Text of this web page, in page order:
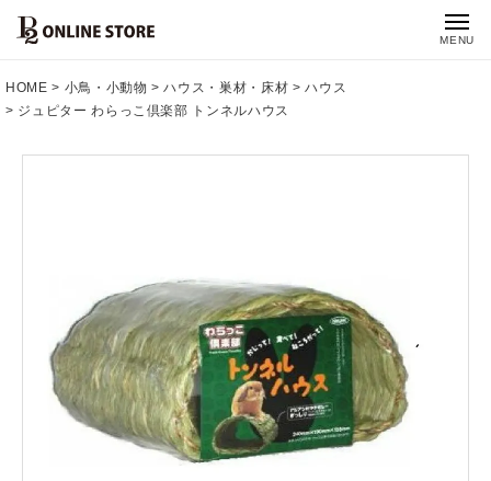
MENU
HOME 小鳥・小動物 ハウス・巣材・床材
ハウス
ジュピター わらっこ倶楽部 トンネルハウス